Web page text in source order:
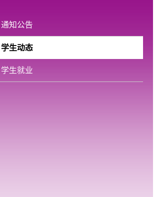
通知公告
学生动态
学生就业